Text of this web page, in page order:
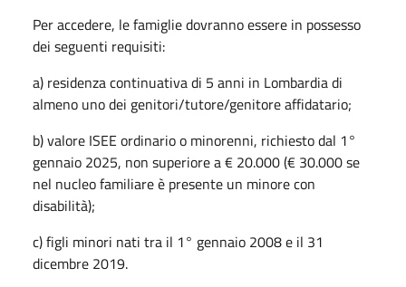
Per accedere, le famiglie dovranno essere in possesso
dei seguenti requisiti:
a) residenza continuativa di 5 anni in Lombardia di
almeno uno dei genitori/tutore/genitore affidatario;
b) valore ISEE ordinario o minorenni, richiesto dal 1°
gennaio 2025, non superiore a € 20.000 (€ 30.000 se
nel nucleo familiare è presente un minore con
disabilità);
c) figli minori nati tra il 1° gennaio 2008 e il 31
dicembre 2019.